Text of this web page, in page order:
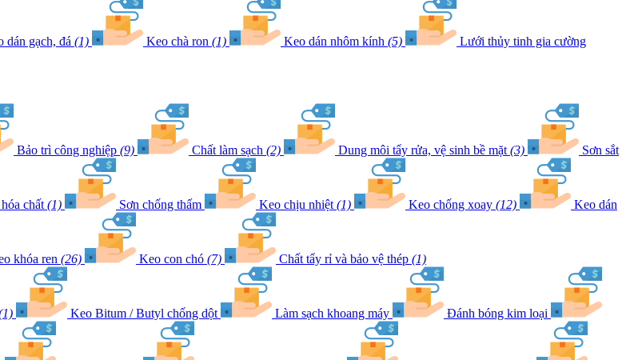
dán gạch, đá (1) Keo chà ron (1) Keo dán nhôm kính (5) Lưới thủy tinh gia cường
Bảo trì công nghiệp (9) Chất làm sạch (2) Dung môi tẩy rửa, vệ sinh bề mặt (3) Sơn sắt
chất (1) Sơn chống thấm Keo chịu nhiệt (1) Keo chống xoay (12) Keo dán
khóa ren (26) Keo con chó (7) Chất tẩy rỉ và bảo vệ thép (1)
Keo Bitum / Butyl chống dột Làm sạch khoang máy Đánh bóng kim loại